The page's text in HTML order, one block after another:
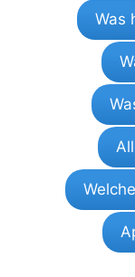
Was